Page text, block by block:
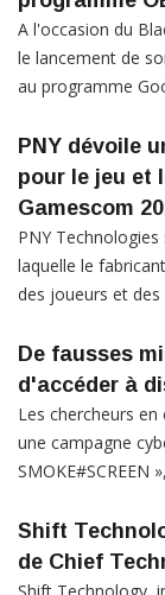
A l'occasion du
le lancement de
au programme
PNY dévoile
pour le jeu et
Gamescom
PNY
laquelle le
des joueurs et des
De fausses
d'accéder à
Les chercheurs
une campagne
SMOKE#SCREEN
Shift
de Chief